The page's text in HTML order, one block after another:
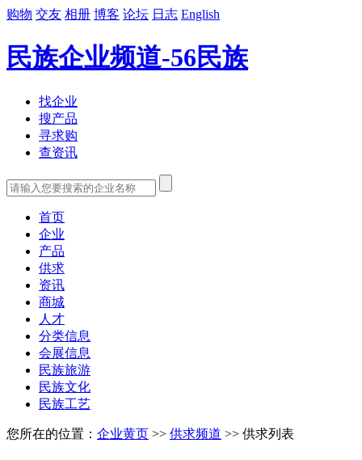
购物 交友 相册 博客 论坛 日志 English
民族企业频道-56民族
找企业
搜产品
寻求购
查资讯
首页
企业
产品
供求
资讯
商城
人才
分类信息
会展信息
民族旅游
民族文化
民族工艺
您所在的位置： 企业黄页 >> 供求频道 >> 供求列表